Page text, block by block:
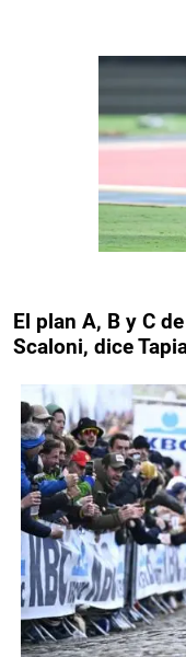
El plan A, B y C
Scaloni, dice